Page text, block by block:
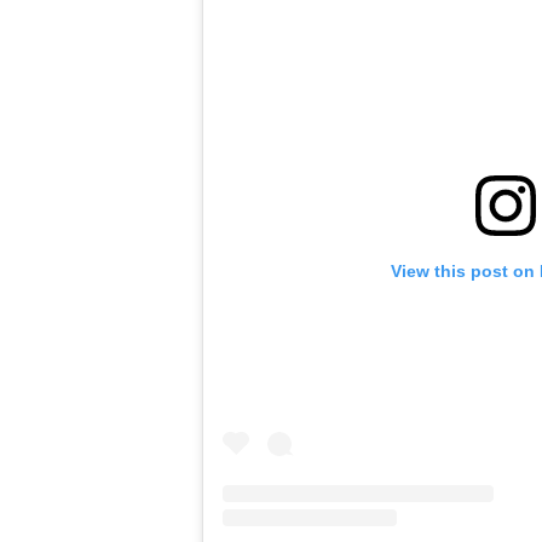
View this post on